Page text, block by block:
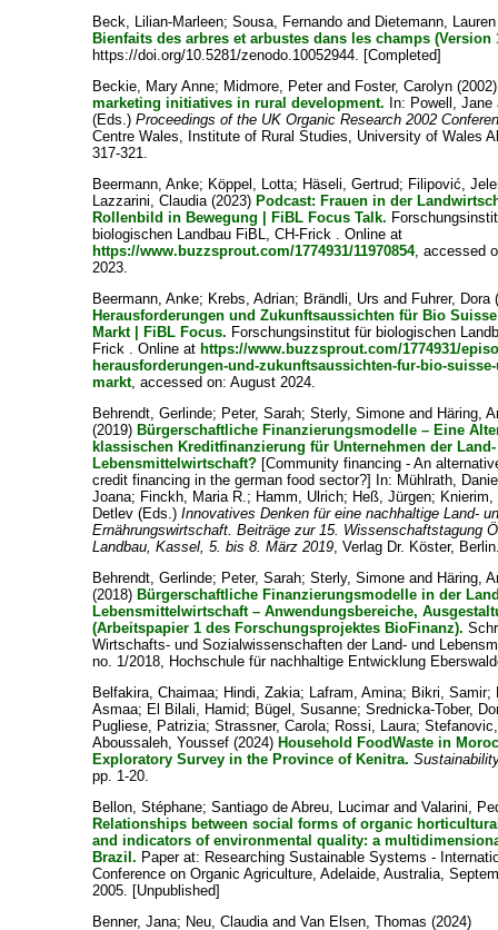
Beck, Lilian-Marleen;Sousa, Fernando and Dietemann, Lauren
Bienfaits des arbres et arbustes dans les champs (Version
https://doi.org/10.5281/zenodo.10052944. [Completed]
Beckie, Mary Anne; Midmore, Peterand Foster, Carolyn
marketing initiatives in rural development. In: Powell, Jane
(Eds.)Proceedings of the UK Organic Research 2002
Centre Wales, Institute of Rural Studies, University of Wales
317-321.
Beermann, Anke; Köppel, Lotta; Häseli, Gertrud; Filipović,
Lazzarini, Claudia(2023) Podcast: Frauen in der
Rollenbild in Bewegung | FiBL Focus Talk.
biologischen Landbau FiBL, CH-Frick . Online at
https://www.buzzsprout.com/1774931/11970854, accessed
2023.
Beermann, Anke; Krebs, Adrian; Brändli, Urs and Fuhrer, Dora
Herausforderungen und Zukunftsaussichten für Bio
Markt | FiBL Focus. Forschungsinstitut für biologischen
Frick . Online at https://www.buzzsprout.com/1774931/
herausforderungen-und-zukunftsaussichten-fur-bio-
markt, accessed on: August 2024.
Behrendt, Gerlinde; Peter, Sarah;Sterly, Simone and Häring,
(2019) Bürgerschaftliche Finanzierungsmodelle – Eine
klassischen Kreditfinanzierung für Unternehmen der
Lebensmittelwirtschaft? [Community financing - An
credit financing in the german food sector?] In: Mühlrath,
Joana; Finckh, Maria R.; Hamm, Ulrich; Heß, Jürgen; Knierim,
Detlev (Eds.)Innovatives Denken für eine nachhaltige Land-
Ernährungswirtschaft. Beiträge zur 15. Wissenschaftstagung
Landbau, Kassel, 5. bis 8. März 2019, Verlag Dr. Köster,
Behrendt, Gerlinde; Peter, Sarah;Sterly, Simone and Häring,
(2018) Bürgerschaftliche Finanzierungsmodelle in der
Lebensmittelwirtschaft – Anwendungsbereiche,
(Arbeitspapier 1 des Forschungsprojektes BioFinanz).
Wirtschafts- und Sozialwissenschaften der Land- und
no. 1/2018, Hochschule für nachhaltige Entwicklung
Belfakira, Chaimaa; Hindi, Zakia; Lafram, Amina; Bikri, Samir;
Asmaa; El Bilali, Hamid; Bügel, Susanne;Srednicka-Tober,
Pugliese, Patrizia;Strassner, Carola; Rossi, Laura;
Aboussaleh, Youssef (2024) Household FoodWaste in
Exploratory Survey in the Province of Kenitra.
pp. 1-20.
Bellon, Stéphane;Santiago de Abreu, LucimarandValarini,
Relationships between social forms of organic
and indicators of environmental quality: a
Brazil. Paper at: Researching Sustainable Systems -
Conference on Organic Agriculture, Adelaide, Australia,
2005. [Unpublished]
Benner, Jana; Neu, ClaudiaandVan Elsen, Thomas (2024)